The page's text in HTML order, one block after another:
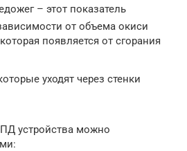
– этот показатель
от объема окиси
появляется от сгорания
уходят через стенки
устройства можно